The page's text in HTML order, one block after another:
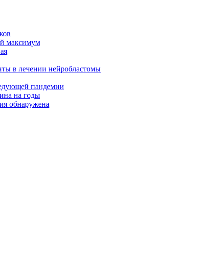
максимум
в лечении нейробластомы
пандемии
на годы
обнаружена